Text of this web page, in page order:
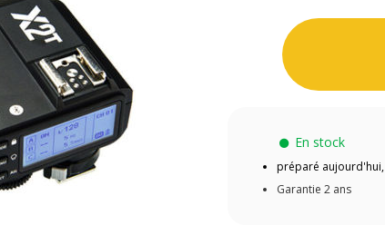
En stock
préparé aujourd'hui,
Garantie 2 ans